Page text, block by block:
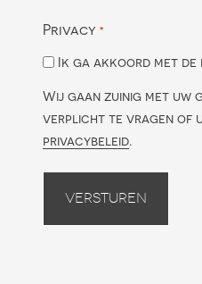
Privacy *
Ik ga akkoord met
Wij gaan zuinig met uw
verplicht te vragen of
privacybeleid.
Versturen